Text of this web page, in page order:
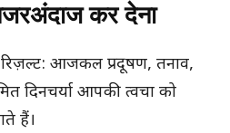
कर देना
रिज़ल्ट: आजकल प्रदूषण, तनाव,
दिनचर्या आपकी त्वचा को
हैं।